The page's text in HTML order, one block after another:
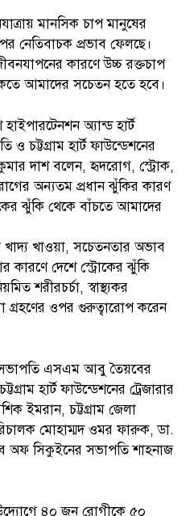
মানসিক চাপ মানুষের
নেতিবাচক প্রভাব ফেলছে।
জীবনযাপনের কারণে উচ্চ রক্তচাপ
আমাদের সচেতন হতে হবে।
অ্যান্ড হার্ট
চট্টগ্রাম হার্ট ফাউন্ডেশনের
দাশ বলেন, হৃদরোগ, স্ট্রোক,
অন্যতম প্রধান ঝুঁকির কারণ
ঝুঁকি থেকে বাঁচতে আমাদের
খাদ্য খাওয়া, সচেতনতার অভাব
কারণে দেশে স্ট্রোকের ঝুঁকি
শরীরচর্চা, স্বাস্থ্যকর
গ্রহণের ওপর গুরুত্বারোপ করেন
সভাপতি এসএম আবু তৈয়বের
হার্ট ফাউন্ডেশনের ট্রেজারার
ইমরান, চট্টগ্রাম জেলা
মোহাম্মদ ওমর ফারুক, ডা.
অফ সিকুইনের সভাপতি শাহনাজ
৪০ জন রোগীকে ৫০